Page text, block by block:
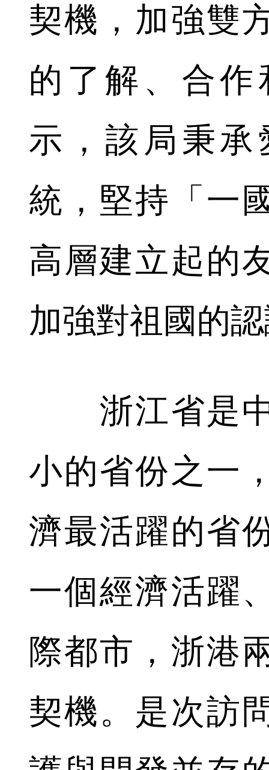
契機，加強雙
的了解、合
示，該局秉
統，堅持「一
高層建立起的
加強對祖國的
浙江省是中
小的省份之一
濟最活躍的省
一個經濟活躍
際都市，浙港
契機。是次訪